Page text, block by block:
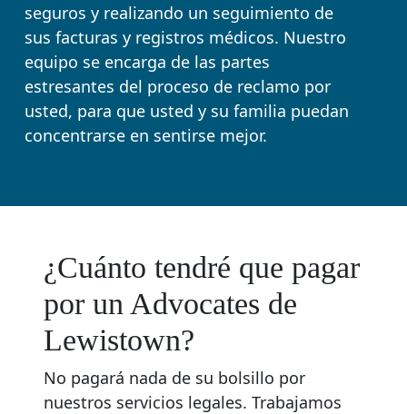
seguros y realizando un seguimiento de
sus facturas y registros médicos. Nuestro
equipo se encarga de las partes
estresantes del proceso de reclamo por
usted, para que usted y su familia puedan
concentrarse en sentirse mejor.
¿Cuánto tendré que pagar
por un Advocates de
Lewistown?
No pagará nada de su bolsillo por
nuestros servicios legales. Trabajamos